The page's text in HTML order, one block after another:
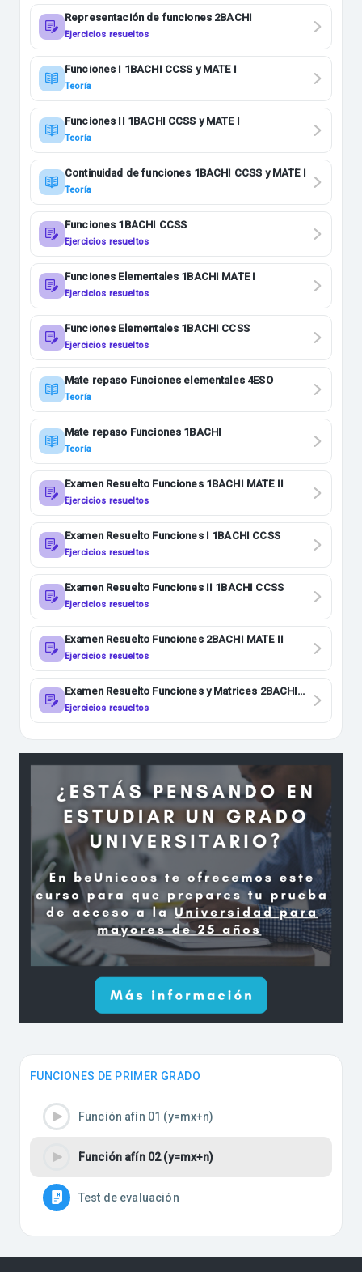
Representación de funciones 2BACHI
Ejercicios resueltos
Funciones I 1BACHI CCSS y MATE I
Teoría
Funciones II 1BACHI CCSS y MATE I
Teoría
Continuidad de funciones 1BACHI CCSS y MATE I
Teoría
Funciones 1BACHI CCSS
Ejercicios resueltos
Funciones Elementales 1BACHI MATE I
Ejercicios resueltos
Funciones Elementales 1BACHI CCSS
Ejercicios resueltos
Mate repaso Funciones elementales 4ESO
Teoría
Mate repaso Funciones 1BACHI
Teoría
Examen Resuelto Funciones 1BACHI MATE II
Ejercicios resueltos
Examen Resuelto Funciones I 1BACHI CCSS
Ejercicios resueltos
Examen Resuelto Funciones II 1BACHI CCSS
Ejercicios resueltos
Examen Resuelto Funciones 2BACHI MATE II
Ejercicios resueltos
Examen Resuelto Funciones y Matrices 2BACHI
MATE II
Ejercicios resueltos
FUNCIONES DE PRIMER GRADO
Función afín 01 (y=mx+n)
Función afín 02 (y=mx+n)
Test de evaluación